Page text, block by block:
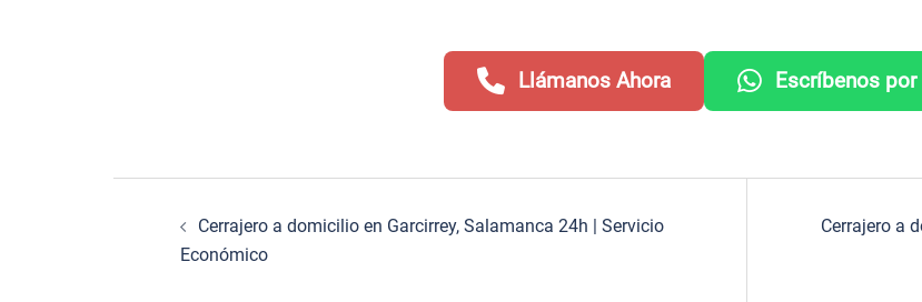
Llámanos Ahora Escríbenos
Navegación
Cerrajero a domicilio en Garcirrey, Salamanca 24h | Servicio
Económico
Cerrajero a